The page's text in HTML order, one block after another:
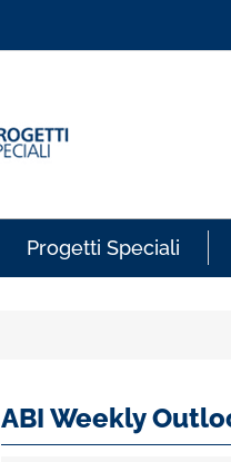
Progetti Speciali
ABI Weekly